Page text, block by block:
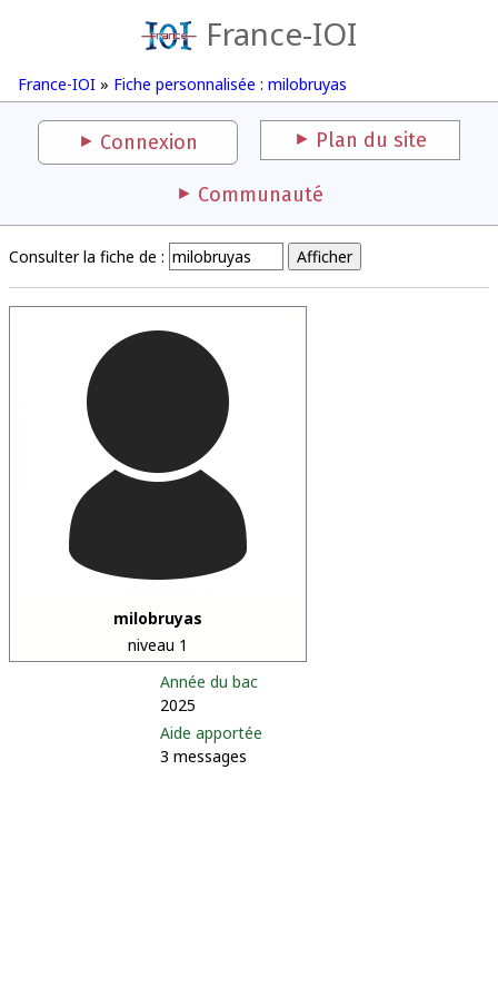
France-IOI
France-IOI » Fiche personnalisée : milobruyas
Connexion Plan du site
Communauté
Consulter la fiche de :
milobruyas
niveau 1
Année du bac
2025
Aide apportée
3 messages